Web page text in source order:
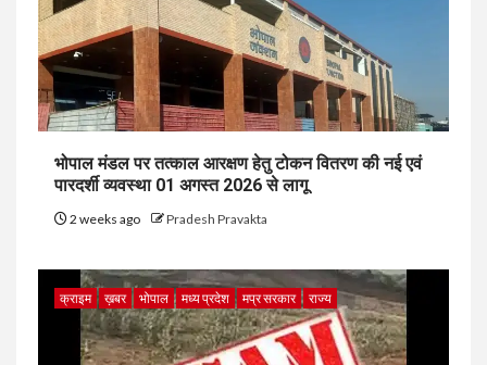
भोपाल मंडल पर तत्काल आरक्षण हेतु टोकन वितरण की नई एवं
पारदर्शी व्यवस्था 01 अगस्त 2026 से लागू
2 weeks ago Pradesh Pravakta
क्राइम ख़बर भोपाल मध्य प्रदेश मप्र सरकार राज्य